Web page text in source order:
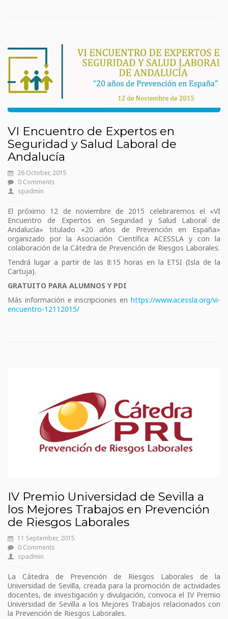
VI Encuentro de Expertos en
Seguridad y Salud Laboral de
Andalucía
26 October, 2015
0 Comments
spadmin
El próximo 12 de noviembre de 2015 celebraremos el «VI
Encuentro de Expertos en Seguridad y Salud Laboral de
Andalucía» titulado «20 años de Prevención en España»
organizado por la Asociación Científica ACESSLA y con la
colaboración de la Cátedra de Prevención de Riesgos Laborales.
Tendrá lugar a partir de las 8:15 horas en la ETSI (Isla de la
Cartuja).
GRATUITO PARA ALUMNOS Y PDI
Más información e inscripciones en https://www.acessla.org/vi-
encuentro-12112015/
IV Premio Universidad de Sevilla a
los Mejores Trabajos en Prevención
de Riesgos Laborales
11 September, 2015
0 Comments
spadmin
La Cátedra de Prevención de Riesgos Laborales de la
Universidad de Sevilla, creada para la promoción de actividades
docentes, de investigación y divulgación, convoca el IV Premio
Universidad de Sevilla a los Mejores Trabajos relacionados con
la Prevención de Riesgos Laborales.